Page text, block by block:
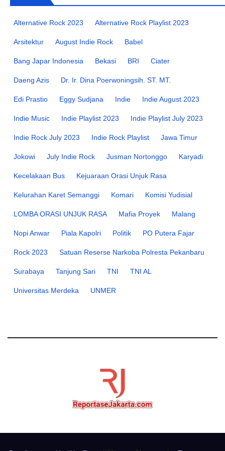
Alternative Rock 2023 Alternative Rock Playlist 2023
Arsitektur August Indie Rock Babel
Bang Japar Indonesia Bekasi BRI Ciater
Daeng Azis Dr. Ir. Dina Poerwoningsih. ST. MT.
Edi Prastio Eggy Sudjana Indie Indie August 2023
Indie Music Indie Playlist 2023 Indie Playlist July 2023
Indie Rock July 2023 Indie Rock Playlist Jawa Timur
Jokowi July Indie Rock Jusman Nortonggo Karyadi
Kecelakaan Bus Kejuaraan Orasi Unjuk Rasa
Kelurahan Karet Semanggi Komari Komisi Yudisial
LOMBA ORASI UNJUK RASA Mafia Proyek Malang
Nopi Anwar Piala Kapolri Politik PO Putera Fajar
Rock 2023 Satuan Reserse Narkoba Polresta Pekanbaru
Surabaya Tanjung Sari TNI TNI AL
Universitas Merdeka UNMER